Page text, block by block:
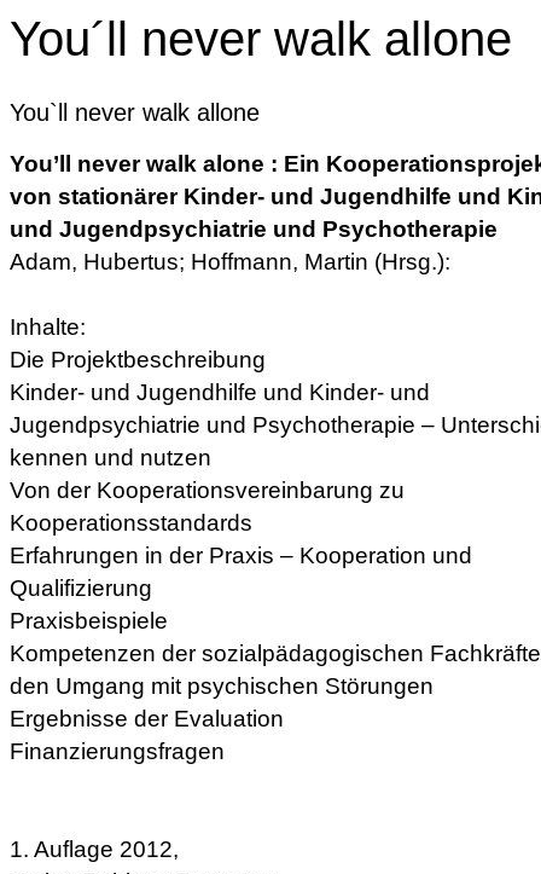
You´ll never walk allone
You`ll never walk allone
You’ll never walk alone : Ein
von stationärer Kinder- und Jugendhilfe und
und Jugendpsychiatrie und Psychotherapie
Adam, Hubertus; Hoffmann, Martin (Hrsg.):
Inhalte:
Die Projektbeschreibung
Kinder- und Jugendhilfe und Kinder- und
Jugendpsychiatrie und Psychotherapie –
kennen und nutzen
Von der Kooperationsvereinbarung zu
Kooperationsstandards
Erfahrungen in der Praxis – Kooperation und
Qualifizierung
Praxisbeispiele
Kompetenzen der sozialpädagogischen
den Umgang mit psychischen Störungen
Ergebnisse der Evaluation
Finanzierungsfragen
1. Auflage 2012,